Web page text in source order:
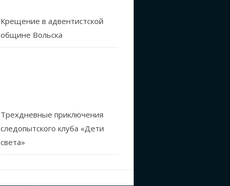
Крещение в адвентистской
общине Вольска
Трехдневные приключения
следопытского клуба «Дети
света»